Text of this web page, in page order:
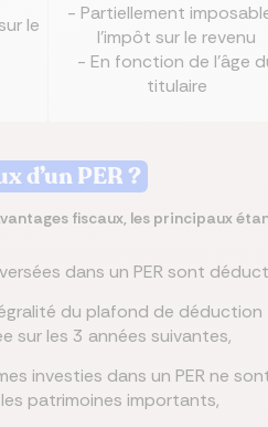
le
- Partiellement
l’impôt sur le revenu
- En fonction de l’âge
titulaire
d’un PER ?
fiscaux, les principaux
dans un PER sont
du plafond de déduction
sur les 3 années suivantes,
investies dans un PER ne
patrimoines importants,